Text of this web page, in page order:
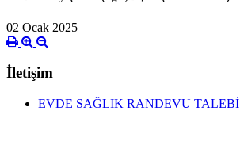
02 Ocak 2025
İletişim
EVDE SAĞLIK RANDEVU TALEBİ